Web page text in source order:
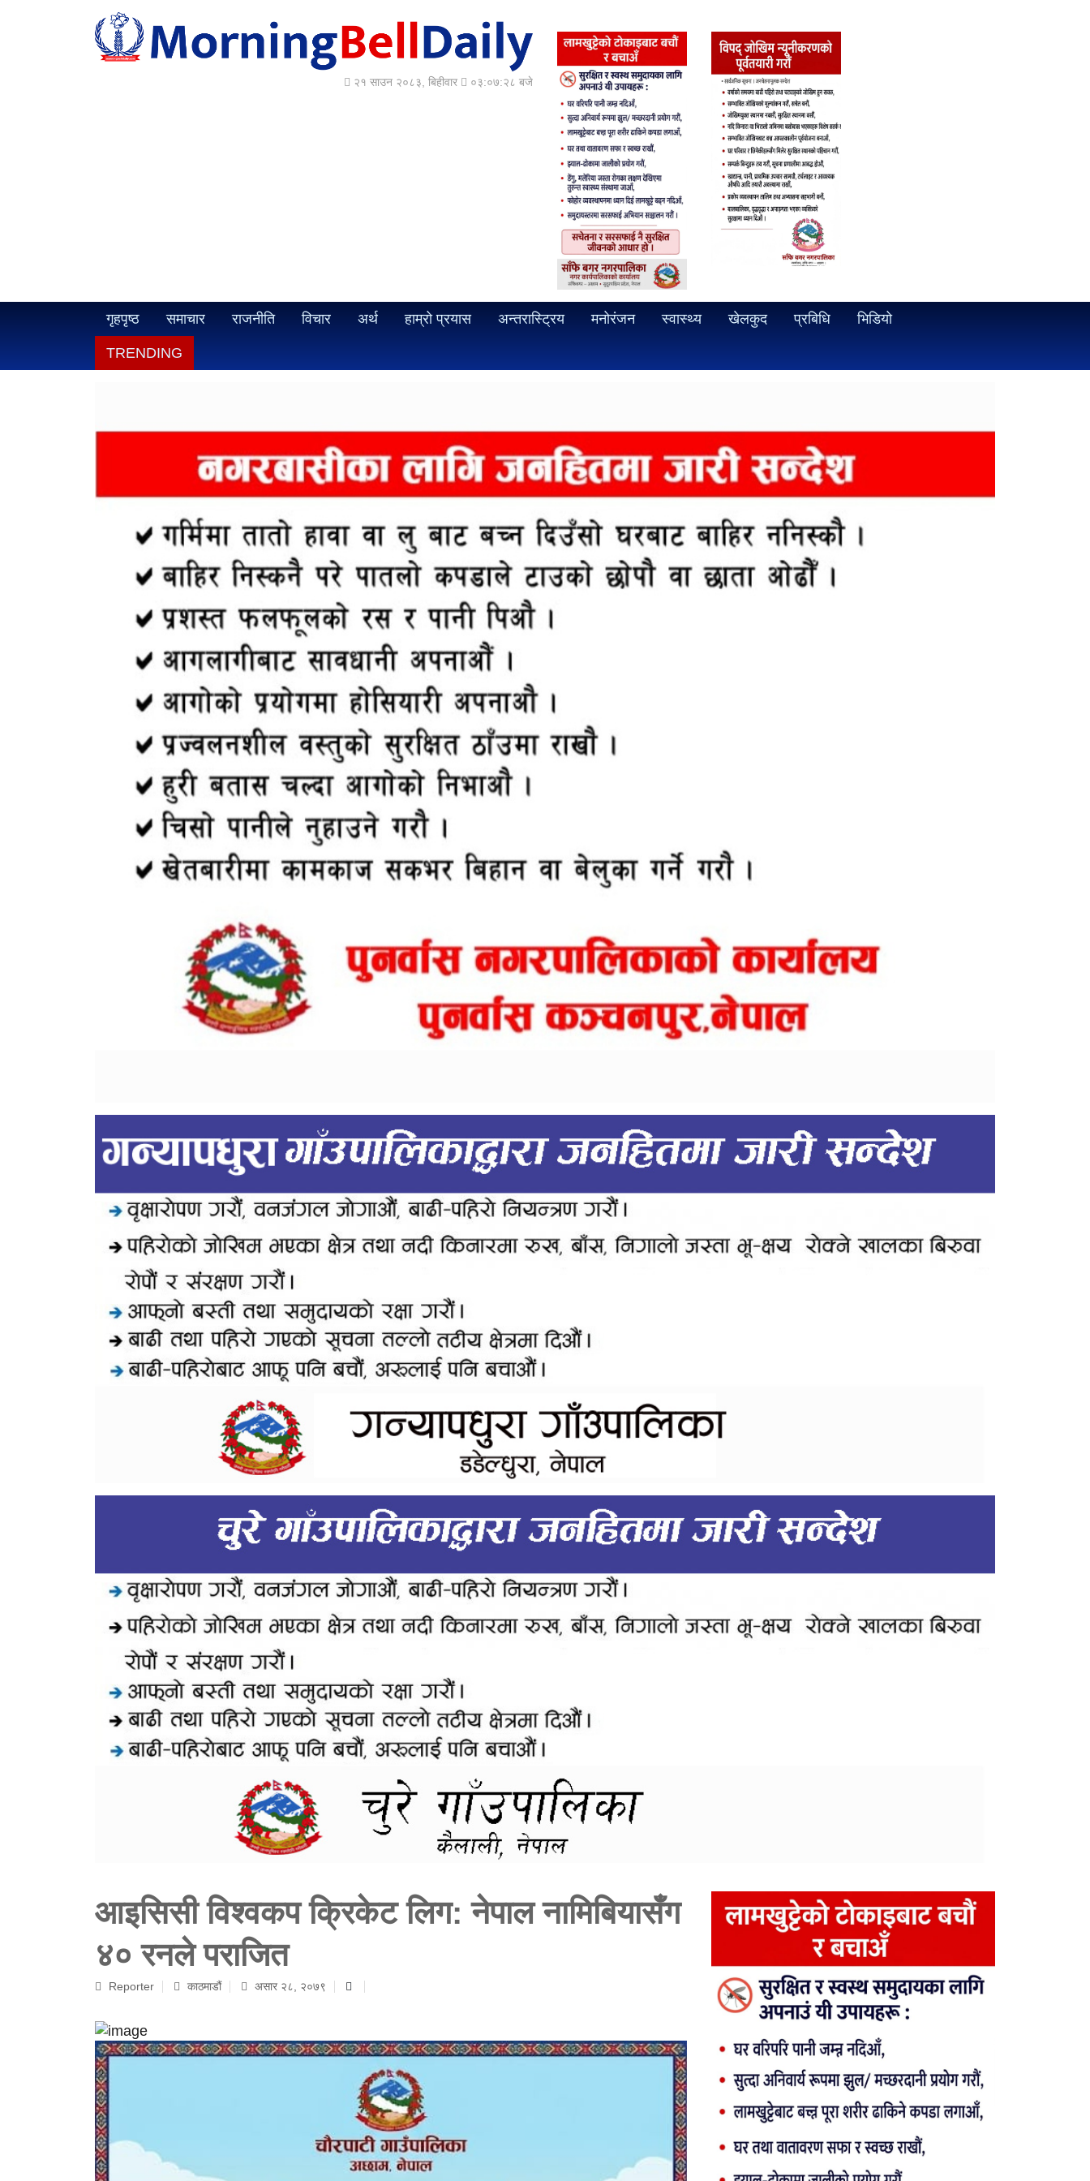
२१ साउन २०८३, बिहीवार ०३:०७:३० बजे
गृहपृष्ठ समाचार राजनीति विचार अर्थ हाम्रो प्रयास अन्तरास्ट्रिय मनोरंजन स्वास्थ्य खेलकुद प्रबिधि भिडियो
TRENDING
आइसिसी विश्वकप क्रिकेट लिग: नेपाल नामिबियासँग
४० रनले पराजित
Reporter काठमाडौं असार २८, २०७९